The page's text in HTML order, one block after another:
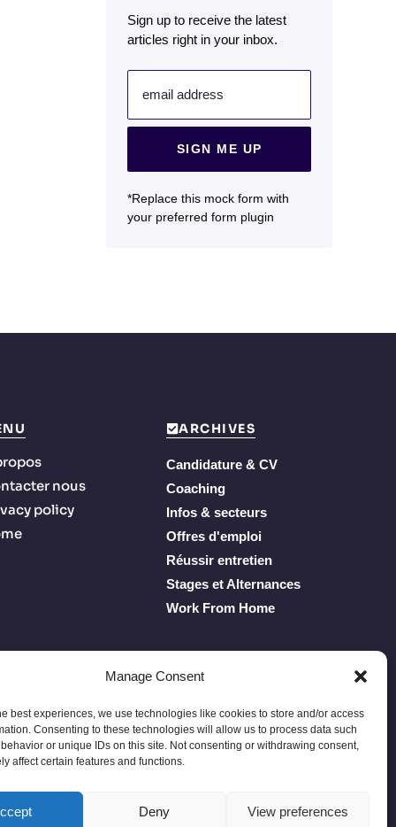
Manage Consent
best experiences, we use technologies like cookies to store and/or access
Consenting to these technologies will allow us to process data such
or unique IDs on this site. Not consenting or withdrawing consent,
affect certain features and functions.
Deny View preferences
Sign up to receive the latest
articles right in your inbox.
email address
SIGN ME UP
*Replace this mock form with
your preferred form plugin
nous
policy
ARCHIVES
Candidature & CV
Coaching
Infos & secteurs
Offres d'emploi
Réussir entretien
Stages et Alternances
Work From Home
Privacy PolicyTerms of Service